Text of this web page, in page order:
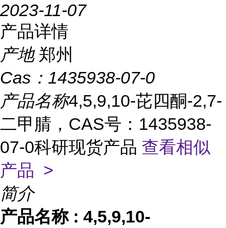
2023-11-07
产品详情
产地 郑州
Cas： 1435938-07-0
产品名称4,5,9,10-芘四酮-2,7-
二甲腈，CAS号：1435938-
07-0科研现货产品 查看相似
产品 >
简介
产品名称 : 4,5,9,10-